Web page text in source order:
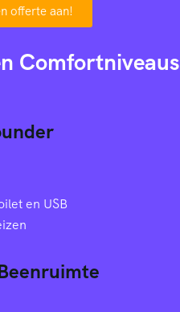
offerte aan!
Comfortniveaus
en USB